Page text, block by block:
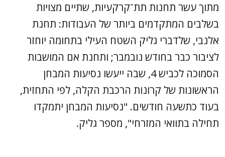
מתוך עשר תחנות תת־קרקעיות, שתיים מצויות
בשלבים המתקדמים ביותר של העבודות: תחנת
אלנבי, שלדברי גליק השטח העילי בתחומה יוחזר
לציבור כבר בחודש נובמבר; ותחנת אם המושבות
הסמוכה לכביש 4, שבה ייעשו נסיעות המבחן
הראשונות של קרונות הרכבת הקלה, לפי התחזית,
בעוד כתשעה חודשים. "נסיעות המבחן יתמקדו
תחילה בתוואי המזרחי", מספר גליק.